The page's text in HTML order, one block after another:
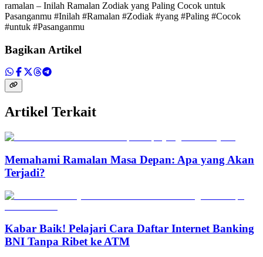
ramalan – Inilah Ramalan Zodiak yang Paling Cocok untuk
Pasanganmu #Inilah #Ramalan #Zodiak #yang #Paling #Cocok
#untuk #Pasanganmu
Bagikan Artikel
Artikel Terkait
Memahami Ramalan Masa Depan: Apa yang Akan
Terjadi?
Kabar Baik! Pelajari Cara Daftar Internet Banking
BNI Tanpa Ribet ke ATM